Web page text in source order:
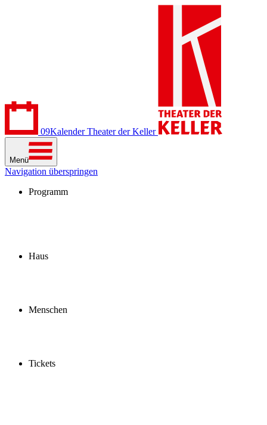
09Kalender Theater der Keller
Menü
Navigation überspringen
Programm
Haus
Menschen
Tickets